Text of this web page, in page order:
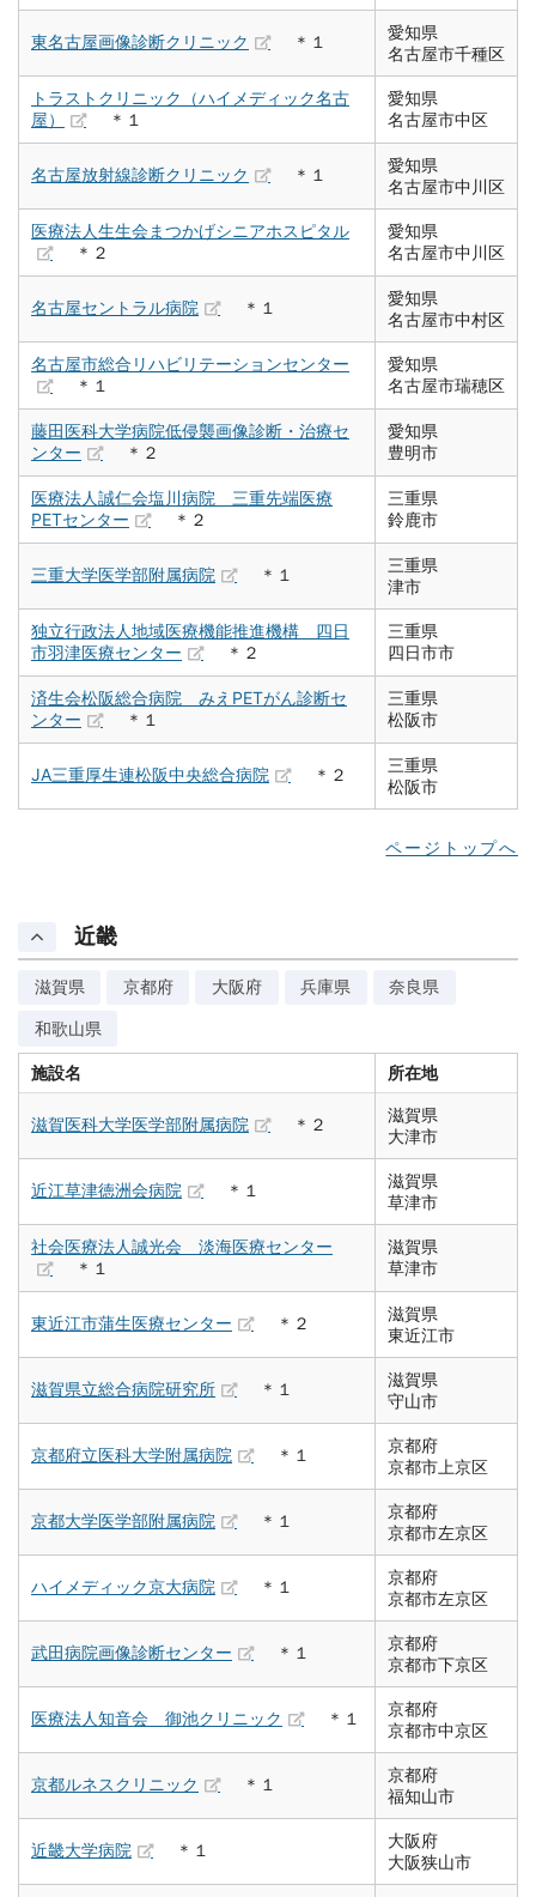
東名古屋画像診断クリニック ＊１
愛知県
名古屋市千種区
トラストクリニック（ハイメディック名古
屋）
＊１
愛知県
名古屋市中区
名古屋放射線診断クリニック ＊１
愛知県
名古屋市中川区
医療法人生生会まつかげシニアホスピタル
＊２
愛知県
名古屋市中川区
名古屋セントラル病院 ＊１
愛知県
名古屋市中村区
名古屋市総合リハビリテーションセンター
＊１
愛知県
名古屋市瑞穂区
藤田医科大学病院低侵襲画像診断・治療セ
ンター
＊２
愛知県
豊明市
医療法人誠仁会塩川病院 三重先端医療
PETセンター
＊２
三重県
鈴鹿市
三重大学医学部附属病院 ＊１
三重県
津市
独立行政法人地域医療機能推進機構 四日
市羽津医療センター
＊２
三重県
四日市市
済生会松阪総合病院 みえPETがん診断セ
ンター
＊１
三重県
松阪市
JA三重厚生連松阪中央総合病院 ＊２
三重県
松阪市
ページトップへ
近畿
滋賀県 京都府 大阪府 兵庫県 奈良県
和歌山県
施設名 所在地
滋賀医科大学医学部附属病院 ＊２
滋賀県
大津市
近江草津徳洲会病院 ＊１
滋賀県
草津市
社会医療法人誠光会 淡海医療センター
＊１
滋賀県
草津市
東近江市蒲生医療センター ＊２
滋賀県
東近江市
滋賀県立総合病院研究所 ＊１
滋賀県
守山市
京都府立医科大学附属病院 ＊１
京都府
京都市上京区
京都大学医学部附属病院 ＊１
京都府
京都市左京区
ハイメディック京大病院 ＊１
京都府
京都市左京区
武田病院画像診断センター ＊１
京都府
京都市下京区
医療法人知音会 御池クリニック ＊１
京都府
京都市中京区
京都ルネスクリニック ＊１
京都府
福知山市
近畿大学病院 ＊１
大阪府
大阪狭山市